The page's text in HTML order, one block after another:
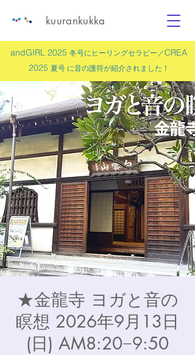
andGIRL 2025 冬号にヒーリングセラピー／CREA
2025 夏号 に音の護符が紹介されました！
kuurankukka
★金龍寺 ヨガと音の
瞑想 2026年9月13日
(日) AM8:20−9:50